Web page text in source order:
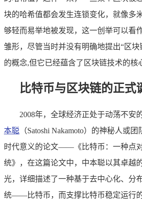
块的哈希值都会发生连锁变化，就像多
够轻而易举地被发现，这一创举可以看
雏形，尽管当时并没有明确地提出“区块
的概念,但它已经蕴含了区块链技术的核
比特币与区块链的正式
2008年，全球经济正处于动荡不安
本聪 （Satoshi Nakamoto）的神秘人或
时代意义的论文——《比特币：一种点
统》，在这篇论文中，中本聪以其卓越
光，详细描述了一种基于去中心化、分
统——比特币，而支撑比特币稳定运行